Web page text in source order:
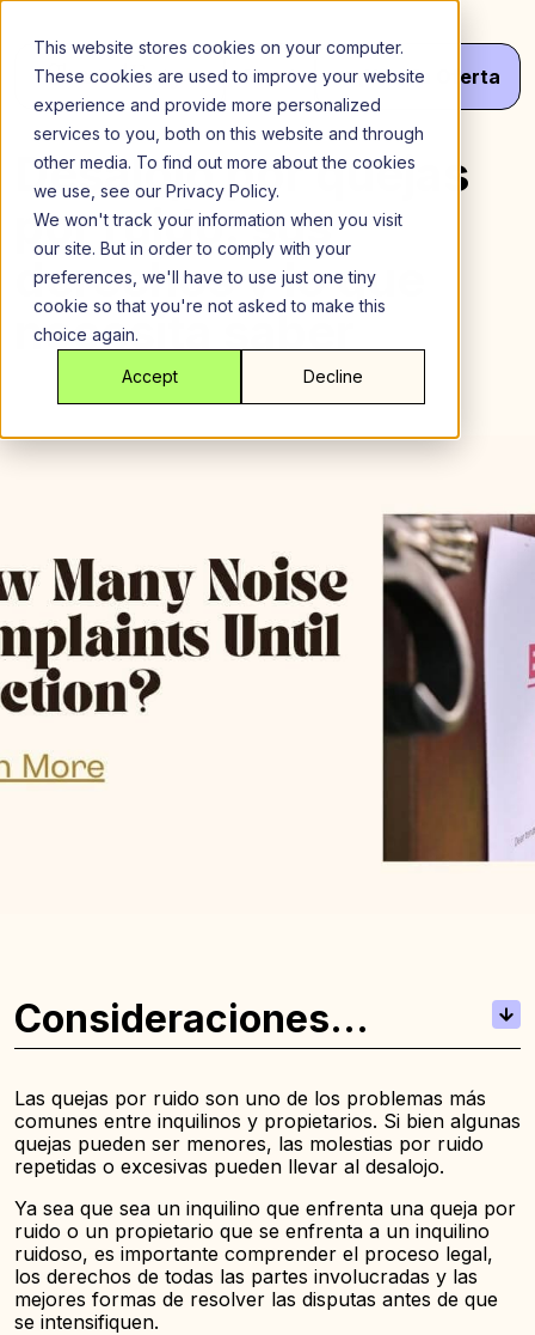
This website stores cookies on your computer.
These cookies are used to improve your website
experience and provide more personalized
services to you, both on this website and through
other media. To find out more about the cookies
we use, see our Privacy Policy.
We won't track your information when you visit
our site. But in order to comply with your
preferences, we'll have to use just one tiny
cookie so that you're not asked to make this
choice again.
Accept Decline
Saltar
contenido
Menú
¡HazTu Oferta
Desalojo por quejas
por ruido: sus
derechos y lo que
necesita saber
Consideraciones
posteriores al desalojo
Las quejas por ruido son uno de los problemas más
comunes entre inquilinos y propietarios. Si bien algunas
quejas pueden ser menores, las molestias por ruido
repetidas o excesivas pueden llevar al desalojo.
Ya sea que sea un inquilino que enfrenta una queja por
ruido o un propietario que se enfrenta a un inquilino
ruidoso, es importante comprender el proceso legal,
los derechos de todas las partes involucradas y las
mejores formas de resolver las disputas antes de que
se intensifiquen.